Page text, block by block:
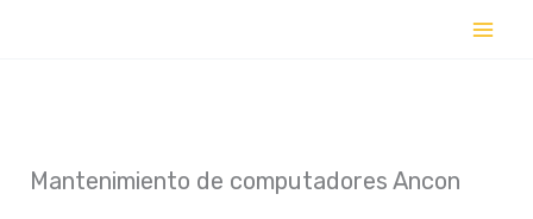
Mantenimiento de computadores Ancon